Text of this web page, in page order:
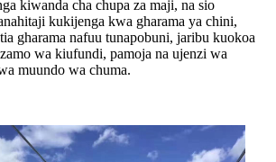
kiwanda cha chupa za maji, na sio
kukijenga kwa gharama ya chini,
gharama nafuu tunapobuni, jaribu kuokoa
wa kiufundi, pamoja na ujenzi wa
muundo wa chuma.